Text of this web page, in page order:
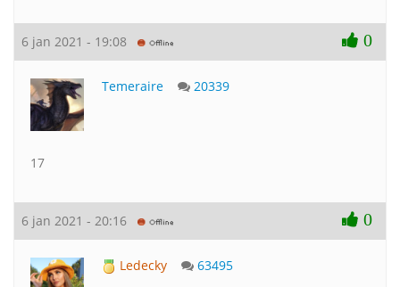
6 jan 2021 - 19:08 0
Temeraire 20339
17
6 jan 2021 - 20:16 0
Ledecky 63495